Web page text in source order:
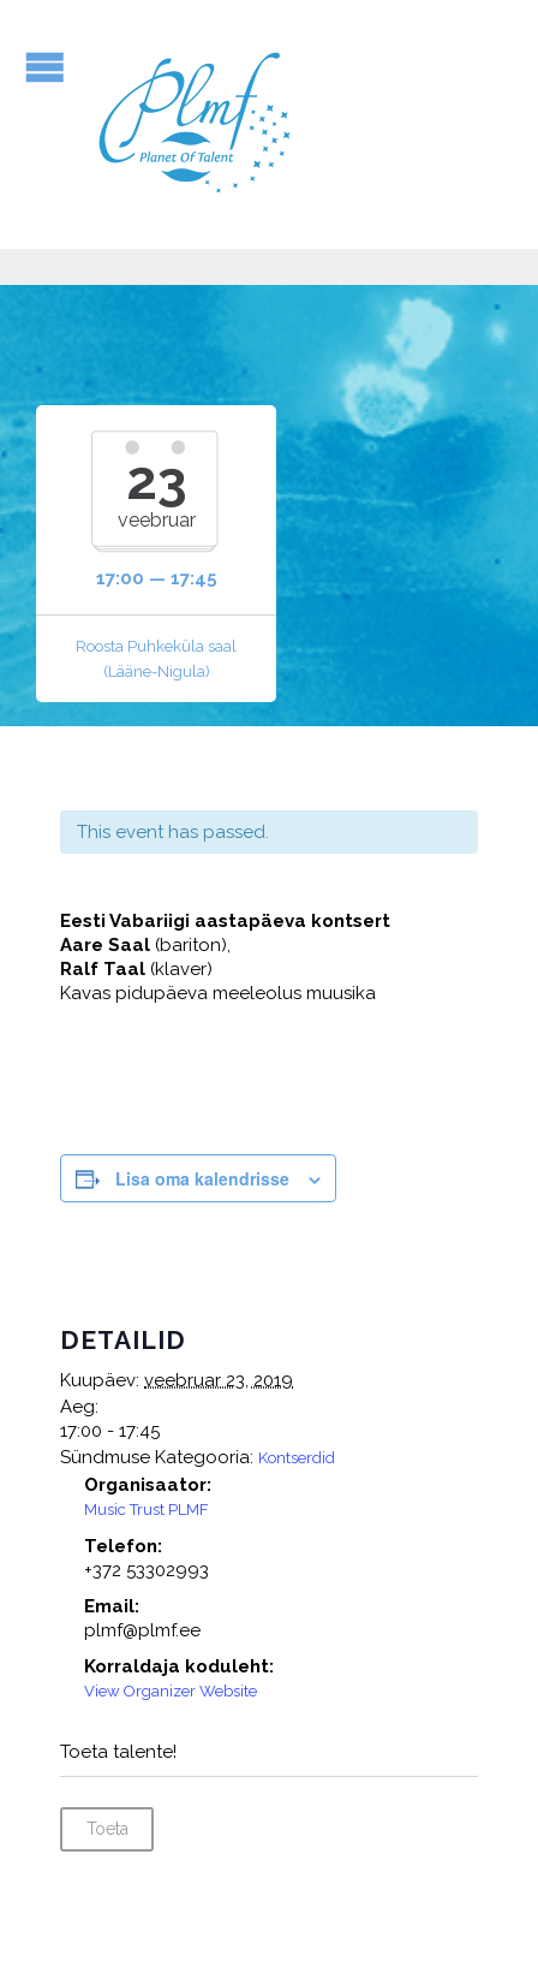
23
veebruar
17:00 — 17:45
Roosta Puhkeküla saal
(Lääne-Nigula)
This event has passed.
Eesti Vabariigi aastapäeva kontsert
Aare Saal (bariton),
Ralf Taal (klaver)
Kavas pidupäeva meeleolus muusika
Lisa oma kalendrisse
DETAILID
Kuupäev: veebruar 23, 2019
Aeg:
17:00 - 17:45
Sündmuse Kategooria: Kontserdid
Organisaator:
Music Trust PLMF
Telefon:
+372 53302993
Email:
plmf@plmf.ee
Korraldaja koduleht:
View Organizer Website
Toeta talente!
Toeta